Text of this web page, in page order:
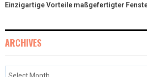
Einzigartige Vorteile maßgefertigter
ARCHIVES